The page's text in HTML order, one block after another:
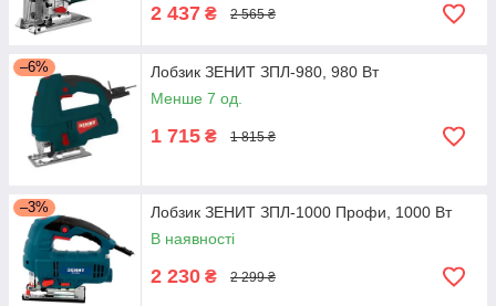
2 437 ₴ 2 565 ₴
–6%
Лобзик ЗЕНИТ ЗПЛ-980, 980 Вт
Менше 7 од.
1 715 ₴ 1 815 ₴
–3%
Лобзик ЗЕНИТ ЗПЛ-1000 Профи, 1000 Вт
В наявності
2 230 ₴ 2 299 ₴